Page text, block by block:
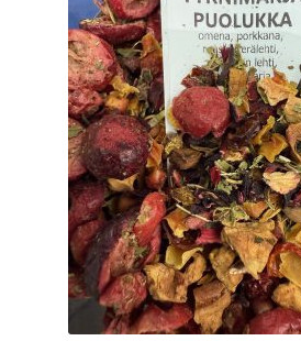
Tilaus- ja sopimusehdot
Yrityksille